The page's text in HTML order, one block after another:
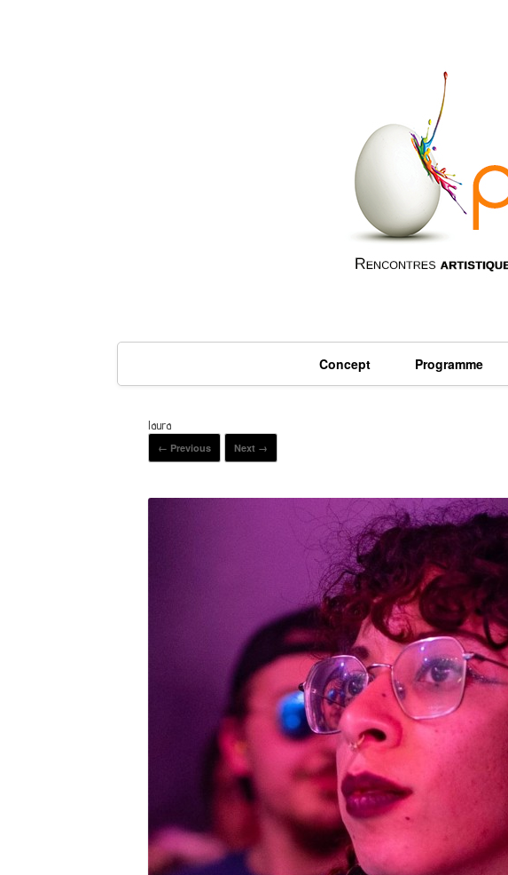
Concept Programme
laura
← Previous Next →